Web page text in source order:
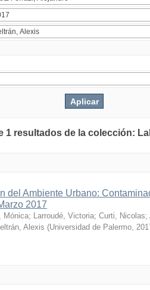
1 resultados de la colección:
del Ambiente Urbano:
2017
Mónica; Larroudé, Victoria; Curti, Nicolas;
Alexis (Universidad de Palermo,